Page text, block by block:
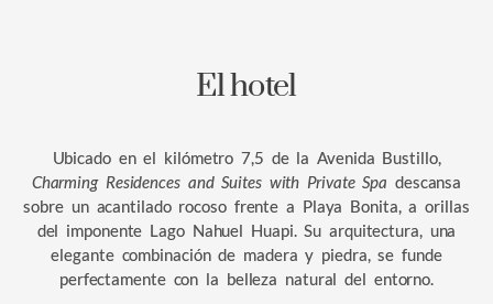
El hotel
Ubicado en el kilómetro 7,5 de la Avenida Bustillo,
Charming Residences and Suites with Private Spa descansa
sobre un acantilado rocoso frente a Playa Bonita, a orillas
del imponente Lago Nahuel Huapi. Su arquitectura, una
elegante combinación de madera y piedra, se funde
perfectamente con la belleza natural del entorno.